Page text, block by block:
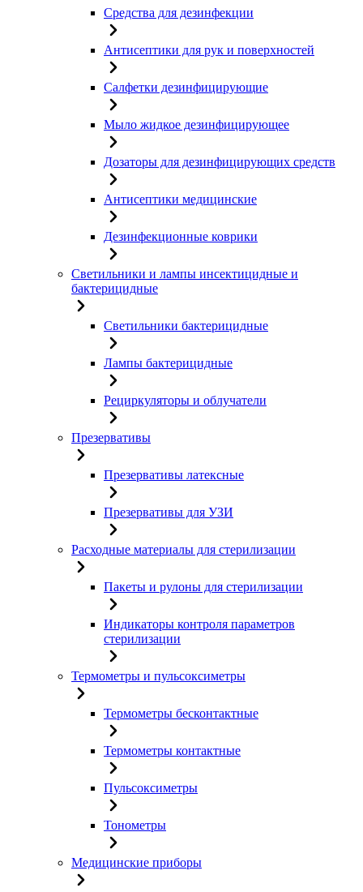
Средства для дезинфекции
Антисептики для рук и поверхностей
Салфетки дезинфицирующие
Мыло жидкое дезинфицирующее
Дозаторы для дезинфицирующих средств
Антисептики медицинские
Дезинфекционные коврики
Светильники и лампы инсектицидные и
бактерицидные
Светильники бактерицидные
Лампы бактерицидные
Рециркуляторы и облучатели
Презервативы
Презервативы латексные
Презервативы для УЗИ
Расходные материалы для стерилизации
Пакеты и рулоны для стерилизации
Индикаторы контроля параметров
стерилизации
Термометры и пульсоксиметры
Термометры бесконтактные
Термометры контактные
Пульсоксиметры
Тонометры
Медицинские приборы